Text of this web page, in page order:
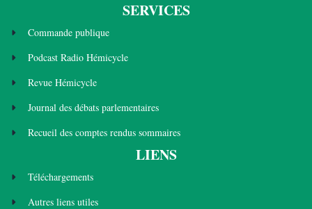
SERVICES
Commande publique
Podcast Radio Hémicycle
Revue Hémicycle
Journal des débats parlementaires
Recueil des comptes rendus sommaires
LIENS
Téléchargements
Autres liens utiles